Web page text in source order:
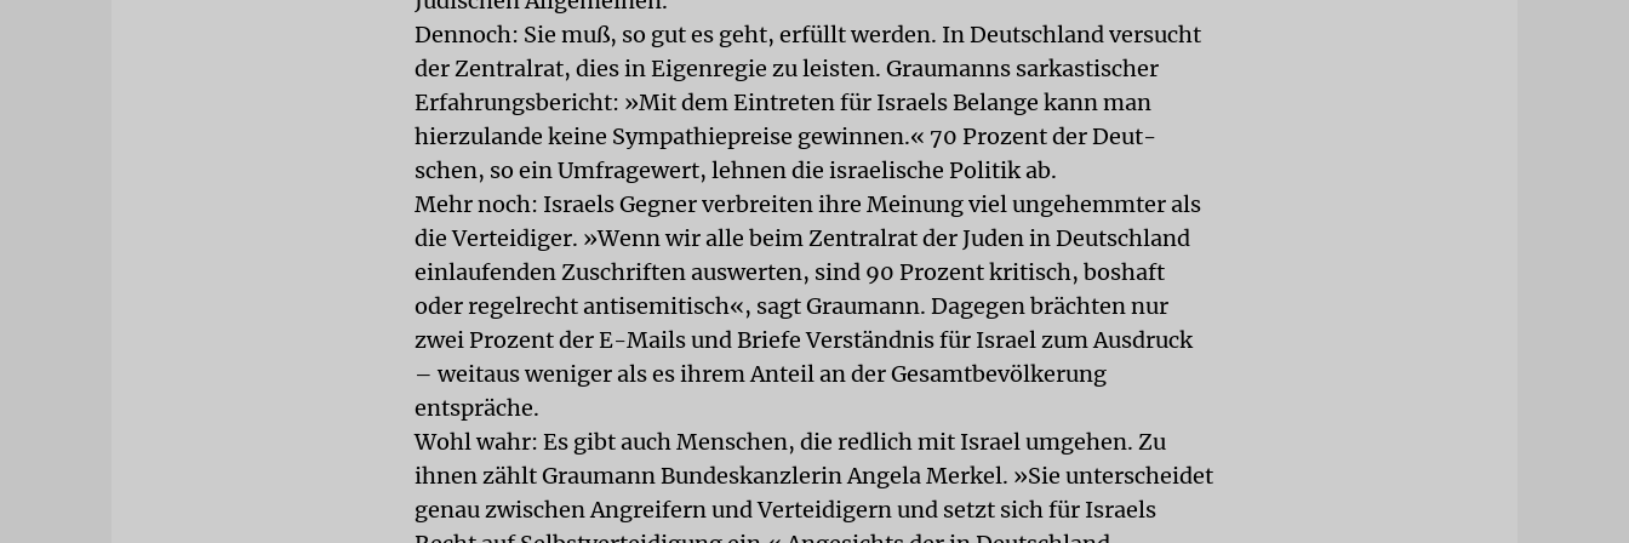
Dennoch: Sie muß, so gut es geht, erfüllt werden. In Deutschland versucht
der Zentralrat, dies in Eigenregie zu leisten. Graumanns sarkastischer
Erfahrungsbericht: »Mit dem Eintreten für Israels Belange kann man
hierzulande keine Sympathiepreise gewinnen.« 70 Prozent der Deut-
schen, so ein Umfragewert, lehnen die israelische Politik ab.
Mehr noch: Israels Gegner verbreiten ihre Meinung viel ungehemmter als
die Verteidiger. »Wenn wir alle beim Zentralrat der Juden in Deutschland
einlaufenden Zuschriften auswerten, sind 90 Prozent kritisch, boshaft
oder regelrecht antisemitisch«, sagt Graumann. Dagegen brächten nur
zwei Prozent der E-Mails und Briefe Verständnis für Israel zum Ausdruck
– weitaus weniger als es ihrem Anteil an der Gesamtbevölkerung
entspräche.
Wohl wahr: Es gibt auch Menschen, die redlich mit Israel umgehen. Zu
ihnen zählt Graumann Bundeskanzlerin Angela Merkel. »Sie unterscheidet
genau zwischen Angreifern und Verteidigern und setzt sich für Israels